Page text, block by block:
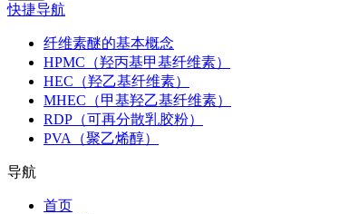
快捷导航
纤维素醚的基本概念
HPMC（羟丙基甲基纤维素）
HEC（羟乙基纤维素）
MHEC（甲基羟乙基纤维素）
RDP（可再分散乳胶粉）
PVA（聚乙烯醇）
导航
首页